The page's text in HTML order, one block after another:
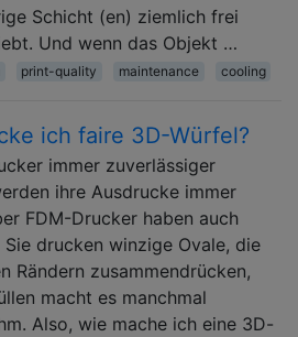
Schicht (en) ziemlich frei
Und wenn das Objekt …
print-quality maintenance cooling
ich faire 3D-Würfel?
immer zuverlässiger
ihre Ausdrucke immer
FDM-Drucker haben auch
Sie drucken winzige Ovale, die
Rändern zusammendrücken,
macht es manchmal
Also, wie mache ich eine 3D-